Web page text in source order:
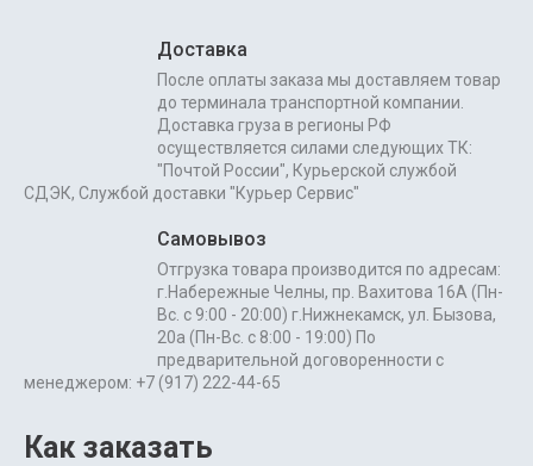
Доставка
После оплаты заказа мы доставляем товар
до терминала транспортной компании.
Доставка груза в регионы РФ
осуществляется силами следующих ТК:
"Почтой России", Курьерской службой
СДЭК, Службой доставки "Курьер Сервис"
Самовывоз
Отгрузка товара производится по адресам:
г.Набережные Челны, пр. Вахитова 16А (Пн-
Вс. с 9:00 - 20:00) г.Нижнекамск, ул. Бызова,
20а (Пн-Вс. с 8:00 - 19:00) По
предварительной договоренности с
менеджером: +7 (917) 222-44-65
Как заказать